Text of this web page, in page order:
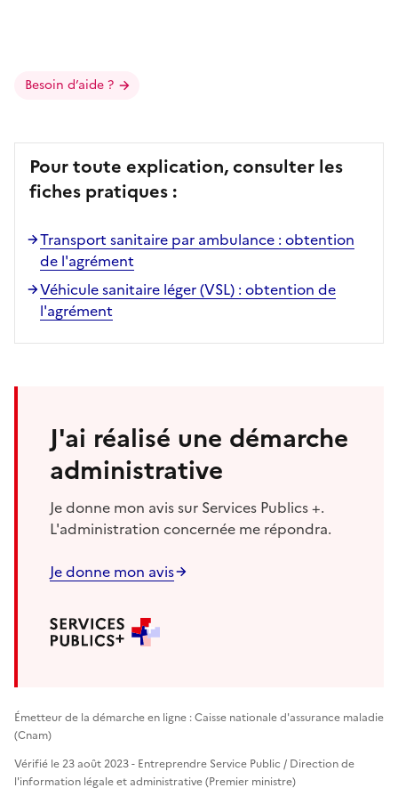
Besoin d’aide ?
Pour toute explication, consulter les
fiches pratiques :
Transport sanitaire par ambulance : obtention
de l'agrément
Véhicule sanitaire léger (VSL) : obtention de
l'agrément
J'ai réalisé une démarche
administrative
Je donne mon avis sur Services Publics +.
L'administration concernée me répondra.
Je donne mon avis
Émetteur de la démarche en ligne : Caisse nationale d'assurance maladie
(Cnam)
Vérifié le 23 août 2023 - Entreprendre Service Public / Direction de
l'information légale et administrative (Premier ministre)